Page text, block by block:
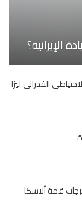
الإيرانية؟
الفدرالي ليزا
قمة ألاسكا